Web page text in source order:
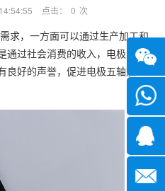
点击： 0 次
求，一方面可以通过生产加工和
通过社会消费的收入，电极五轴
好的声誉，促进电极五轴加工
微信